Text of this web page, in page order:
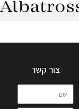
צור קשר